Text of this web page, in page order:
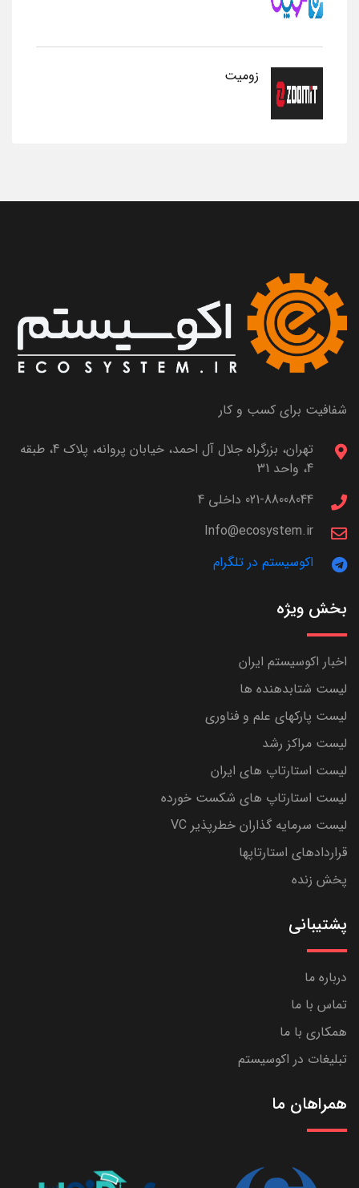
زومیت
شفافیت برای کسب و کار
تهران، بزرگراه جلال آل احمد، خیابان پروانه، پلاک 4، طبقه
4، واحد 31
021-88008044 داخلی 4
Info@ecosystem.ir
اکوسیستم در تلگرام
بخش ویژه
اخبار اکوسیستم ایران
لیست شتابدهنده ها
لیست پارکهای علم و فناوری
لیست مراکز رشد
لیست استارتاپ های ایران
لیست استارتاپ های شکست خورده
لیست سرمایه گذاران خطرپذیر VC
قراردادهای استارتاپها
پخش زنده
پشتیبانی
درباره ما
تماس با ما
همکاری با ما
تبلیغات در اکوسیستم
همراهان ما